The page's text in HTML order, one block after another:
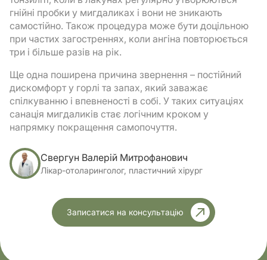
гнійні пробки у мигдаликах і вони не зникають
самостійно. Також процедура може бути доцільною
при частих загостреннях, коли ангіна повторюється
три і більше разів на рік.
Ще одна поширена причина звернення – постійний
дискомфорт у горлі та запах, який заважає
спілкуванню і впевненості в собі. У таких ситуаціях
санація мигдаликів стає логічним кроком у
напрямку покращення самопочуття.
Свергун Валерій Митрофанович
Лікар-отоларинголог, пластичний хірург
Записатися на консультацію